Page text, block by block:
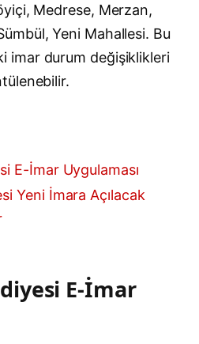
Medrese, Merzan,
Yeni Mahallesi. Bu
imar durum değişiklikleri
E-İmar Uygulaması
Yeni İmara Açılacak
E-İmar